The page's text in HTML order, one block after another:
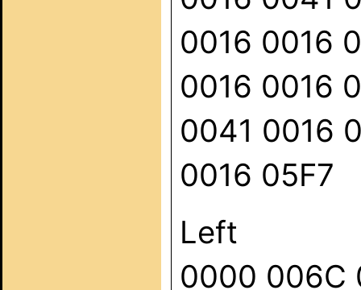
0016 0016
0016 0016
0041 0016
0016 05F7
Left
0000 006C